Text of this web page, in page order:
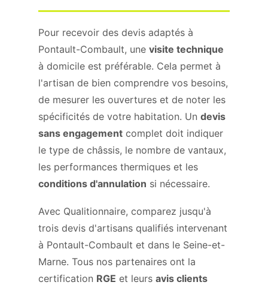
Pour recevoir des devis adaptés à
Pontault-Combault, une visite technique
à domicile est préférable. Cela permet à
l'artisan de bien comprendre vos besoins,
de mesurer les ouvertures et de noter les
spécificités de votre habitation. Un devis
sans engagement complet doit indiquer
le type de châssis, le nombre de vantaux,
les performances thermiques et les
conditions d'annulation si nécessaire.
Avec Qualitionnaire, comparez jusqu'à
trois devis d'artisans qualifiés intervenant
à Pontault-Combault et dans le Seine-et-
Marne. Tous nos partenaires ont la
certification RGE et leurs avis clients